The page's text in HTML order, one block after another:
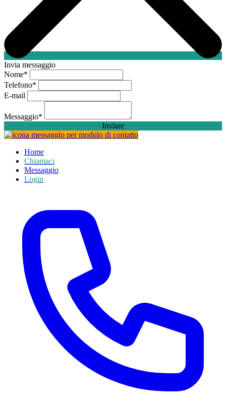
Invia messaggio
Nome*
Telefono*
E-mail
Messaggio*
Inviare
Home
Chiamaci
Messaggio
Login